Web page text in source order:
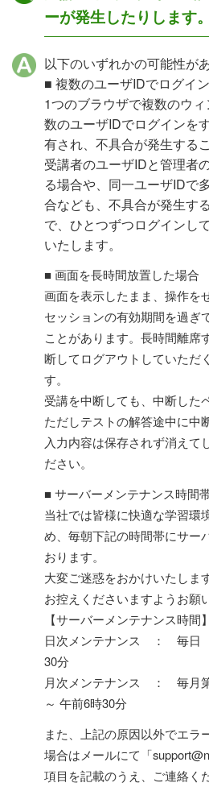
ーが発生したりします。
以下のいずれかの可能性があ
■ 複数のユーザIDでログイ
1つのブラウザで複数のウ
数のユーザIDでログインを
有され、不具合が発生する
受講者のユーザIDと管理者
る場合や、同一ユーザIDで
合なども、不具合が発生す
で、ひとつずつログインし
いたします。
■ 画面を長時間放置した場合
画面を表示したまま、操作を
セッションの有効期間を過ぎ
ことがあります。長時間離席
断してログアウトしていただ
す。
受講を中断しても、中断した
ただしテストの解答途中に中
入力内容は保存されず消えて
ださい。
■ サーバーメンテナンス時間
当社では皆様に快適な学習環
め、毎朝下記の時間帯にサー
おります。
大変ご迷惑をおかけいたしま
お控えくださいますようお願
【サーバーメンテナンス時間】
日次メンテナンス ： 毎日
30分
月次メンテナンス ： 毎月
～ 午前6時30分
また、上記の原因以外でエラ
場合はメールにて「
項目を記載のうえ、ご連絡く